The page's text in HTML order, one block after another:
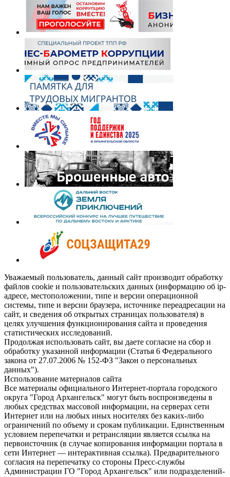
Уважаемый пользователь, данный сайт производит обработку
файлов cookie и пользовательских данных (информацию об ip-
адресе, местоположении, типе и версии операционной
системы, типе и версии браузера, источнике переадресации на
сайт, и сведения об открытых страницах пользователя) в
целях улучшения функционирования сайта и проведения
статистических исследований.
Продолжая использовать сайт, вы даете согласие на сбор и
обработку указанной информации (Статья 6 Федерального
закона от 27.07.2006 № 152-ФЗ "Закон о персональных
данных").
Использование материалов сайта
Все материалы официального Интернет-портала городского
округа "Город Архангельск" могут быть воспроизведены в
любых средствах массовой информации, на серверах сети
Интернет или на любых иных носителях без каких-либо
ограничений по объему и срокам публикации. Единственным
условием перепечатки и ретрансляции является ссылка на
первоисточник (в случае копирования информации портала в
сети Интернет — интерактивная ссылка). Предварительного
согласия на перепечатку со стороны Пресс-службы
Администрации ГО "Город Архангельск" или подразделений-